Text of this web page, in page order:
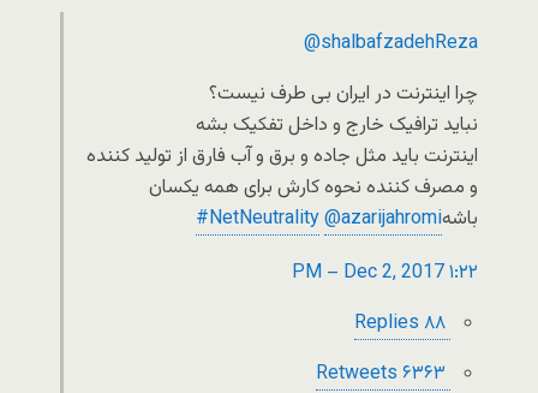
Reza
@shalbafzadeh
چرا اینترنت در ایران بی طرف نیست؟
نباید ترافیک خارج و داخل تفکیک بشه
اینترنت باید مثل جاده و برق و آب فارق از تولید کننده
و مصرف کننده نحوه کارش برای همه یکسان
باشه
@azarijahromi
#NetNeutrality
۱:۲۲ PM – Dec 2, 2017
۸۸ Replies
۶۳۶۳ Retweets